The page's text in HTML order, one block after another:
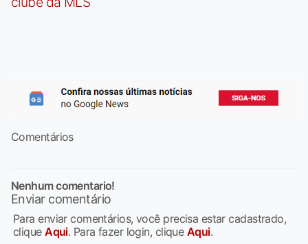
Comentários
Nenhum comentario!
Enviar comentário
Para enviar comentários, você precisa estar cadastrado,
cliqueAqui. Para fazer login, clique Aqui.